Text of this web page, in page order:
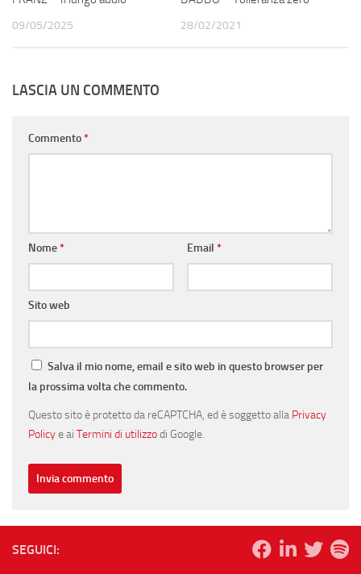
09/05/2025 28/02/2021
LASCIA UN COMMENTO
Commento*
Nome* Email *
Sito web
Salva il mio nome, email e sito web in questo browser per
la prossima volta che commento.
Questo sito è protetto da reCAPTCHA, ed è soggetto alla Privacy
Policye ai Termini di utilizzodi Google.
SEGUICI: